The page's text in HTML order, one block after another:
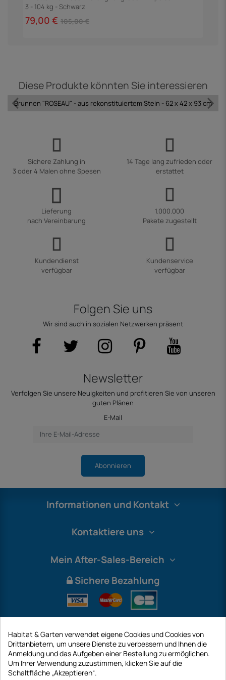
3 - 104 kg - Schwarz
79,00 € 105,00 €
Diese Produkte könnten Sie interessieren
Brunnen "ROSEAU" - aus rekonstituiertem Stein - 62 x 42 x 93 cm
Sichere Zahlung in
3 oder 4 Malen ohne Spesen
14 Tage lang zufrieden oder
erstattet
Lieferung
nach Vereinbarung
1.000.000
Pakete zugestellt
Kundendienst
verfügbar
Kundenservice
verfügbar
Folgen Sie uns
Wir sind auch in sozialen Netzwerken präsent
Newsletter
Verfolgen Sie unsere Neuigkeiten und profitieren Sie von unseren
guten Plänen
E-Mail
Abonnieren
Informationen und Kontakt
Kontaktiere uns
Mein After-Sales-Bereich
Sichere Bezahlung
Habitat & Garten verwendet eigene Cookies und Cookies von
Drittanbietern, um unsere Dienste zu verbessern und Ihnen die
Anmeldung und das Aufgeben einer Bestellung zu ermöglichen.
Um Ihrer Verwendung zuzustimmen, klicken Sie auf die
Schaltfläche „Akzeptieren“.